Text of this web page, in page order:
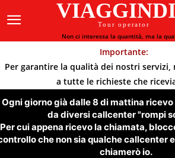
Tour operator
Non ci interessa la quantità, ma la
Importante:
Per garantire la qualità dei nostri servizi,
a tutte le richieste che
Ogni giorno già dalle 8 di mattina
da diversi callcenter "rompi
Per cui appena ricevo la chiamata,
che non sia qualche callcenter
chiamerò io.